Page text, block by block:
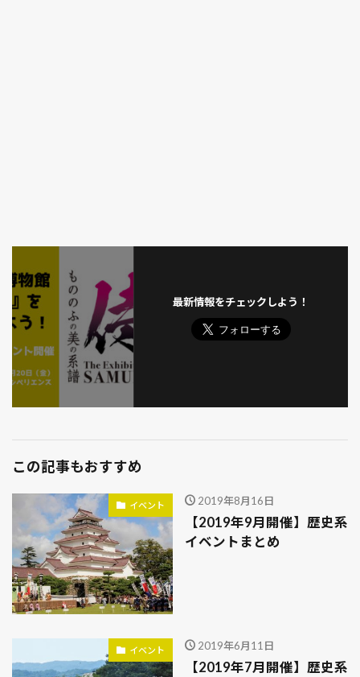
最新情報をチェックしよう！
この記事もおすすめ
イベント 2019年8月16日
【2019年9月開催】歴史系
イベントまとめ
イベント 2019年6月11日
【2019年7月開催】歴史系